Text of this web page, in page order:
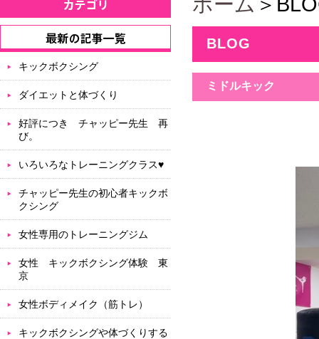
BLOG
ミドルキック
キックボクシング
ダイエットと体づくり
好評につき チャッピー先生 再
び。
いろいろなトレーニングクラス♥
チャッピー先生の初心者キックボ
クシング
女性専用のトレーニングジム
女性 キックボクシング体験 東
京
女性ボディメイク（筋トレ）
キックボクシングや体づくりする